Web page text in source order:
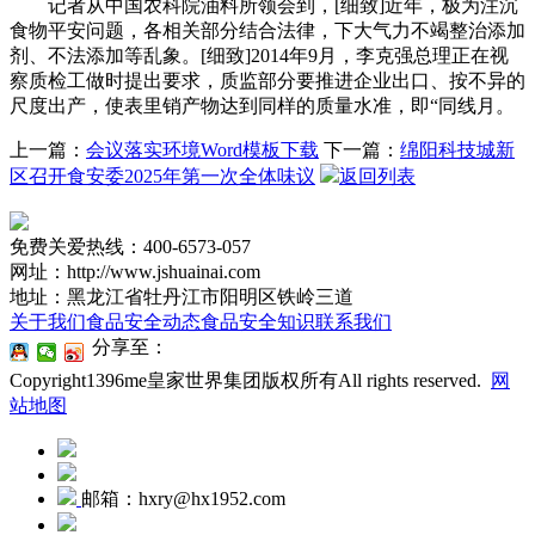
记者从中国农科院油料所领会到，[细致]近年，极为注沉
食物平安问题，各相关部分结合法律，下大气力不竭整治添加
剂、不法添加等乱象。[细致]2014年9月，李克强总理正在视
察质检工做时提出要求，质监部分要推进企业出口、按不异的
尺度出产，使表里销产物达到同样的质量水准，即“同线月。
上一篇： 会议落实环境Word模板下载 下一篇： 绵阳科技城新
区召开食安委2025年第一次全体味议
返回列表
免费关爱热线：400-6573-057
网址：http://www.jshuainai.com
地址：黑龙江省牡丹江市阳明区铁岭三道
关于我们食品安全动态食品安全知识联系我们
分享至：
Copyright1396me皇家世界集团版权所有All rights reserved.
网
站地图
邮箱：hxry@hx1952.com